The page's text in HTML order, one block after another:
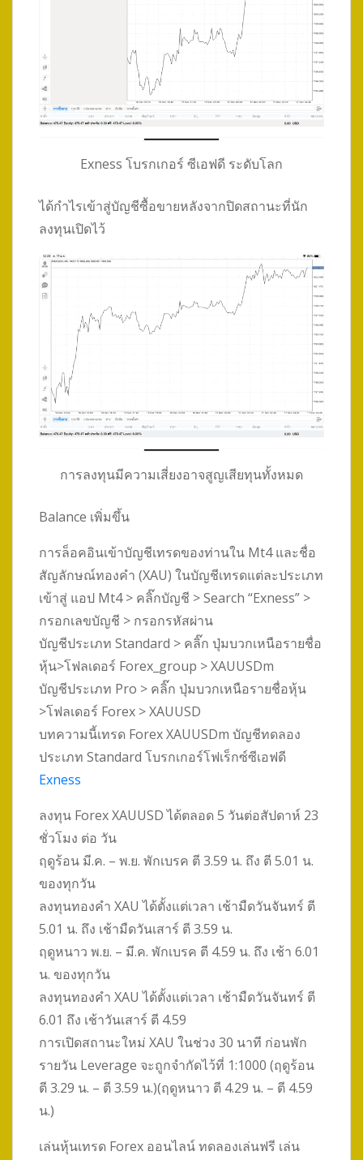
Exness โบรกเกอร์ ซีเอฟดี ระดับโลก
ได้กำไรเข้าสู่บัญชีซื้อขายหลังจากปิดสถานะที่นัก
ลงทุนเปิดไว้
การลงทุนมีความเสี่ยงอาจสูญเสียทุนทั้งหมด
Balance เพิ่มขึ้น
การล็อคอินเข้าบัญชีเทรดของท่านใน Mt4 และชื่อ
สัญลักษณ์ทองคำ (XAU) ในบัญชีเทรดแต่ละประเภท
เข้าสู่ แอป Mt4 > คลิ๊กบัญชี > Search “Exness” >
กรอกเลขบัญชี > กรอกรหัสผ่าน
บัญชีประเภท Standard > คลิ๊ก ปุ่มบวกเหนือรายชื่อ
หุ้น>โฟลเดอร์ Forex_group > XAUUSDm
บัญชีประเภท Pro > คลิ๊ก ปุ่มบวกเหนือรายชื่อหุ้น
>โฟลเดอร์ Forex > XAUUSD
บทความนี้เทรด Forex XAUUSDm บัญชีทดลอง
ประเภท Standard โบรกเกอร์โฟเร็กซ์ซีเอฟดี
Exness
ลงทุน Forex XAUUSD ได้ตลอด 5 วันต่อสัปดาห์ 23
ชั่วโมง ต่อ วัน
ฤดูร้อน มี.ค. – พ.ย. พักเบรค ตี 3.59 น. ถึง ตี 5.01 น.
ของทุกวัน
ลงทุนทองคำ XAU ได้ตั้งแต่เวลา เช้ามืดวันจันทร์ ตี
5.01 น. ถึง เช้ามืดวันเสาร์ ตี 3.59 น.
ฤดูหนาว พ.ย. – มี.ค. พักเบรค ตี 4.59 น. ถึง เช้า 6.01
น. ของทุกวัน
ลงทุนทองคำ XAU ได้ตั้งแต่เวลา เช้ามืดวันจันทร์ ตี
6.01 ถึง เช้าวันเสาร์ ตี 4.59
การเปิดสถานะใหม่ XAU ในช่วง 30 นาที ก่อนพัก
รายวัน Leverage จะถูกจำกัดไว้ที่ 1:1000 (ฤดูร้อน
ตี 3.29 น. – ตี 3.59 น.)(ฤดูหนาว ตี 4.29 น. – ตี 4.59
น.)
เล่นหุ้นเทรด Forex ออนไลน์ ทดลองเล่นฟรี เล่น